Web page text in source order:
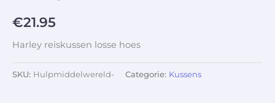
€21.95
Harley reiskussen losse hoes
SKU: Hulpmiddelwereld- Categorie: Kussens